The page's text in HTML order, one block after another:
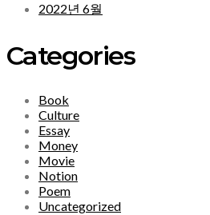
2022년 6월
Categories
Book
Culture
Essay
Money
Movie
Notion
Poem
Uncategorized